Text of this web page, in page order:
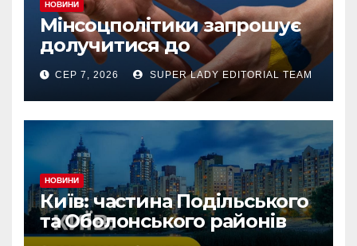
НОВИНИ
Мінсоцполітики запрошує
долучитися до
консультацій
СЕР 7, 2026 SUPER LADY EDITORIAL TEAM
НОВИНИ
Київ: частина Подільського
та Оболонського районів
тимчасово без світла через